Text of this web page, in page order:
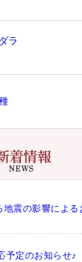
ラ
震の影響による
予定のお知らせ♪